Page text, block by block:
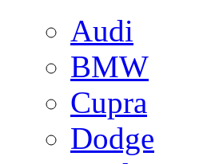
Audi
BMW
Cupra
Dodge